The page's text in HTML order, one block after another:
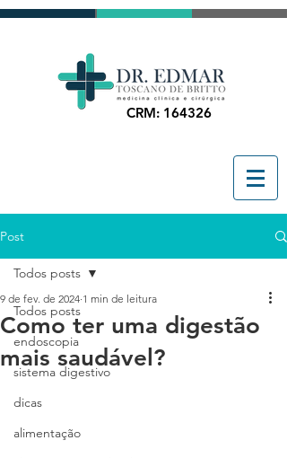
CRM: 164326
Post
Todos posts
endoscopia
sistema digestivo
dicas
alimentação
Todos posts
Como ter uma digestão
mais saudável?
9 de fev. de 2024 1 min de leitura